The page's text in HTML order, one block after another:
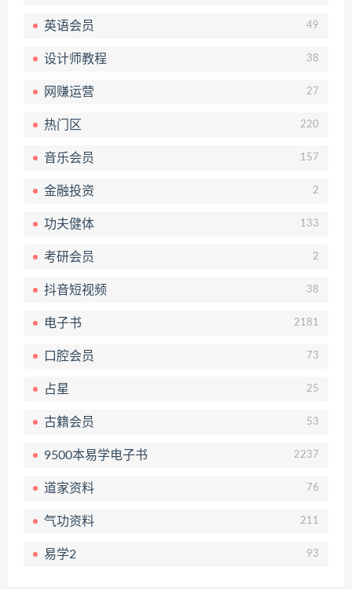
英语会员 49
设计师教程 38
网赚运营 27
热门区 220
音乐会员 157
金融投资 2
功夫健体 133
考研会员 2
抖音短视频 38
电子书 2181
口腔会员 73
占星 25
古籍会员 53
9500本易学电子书 2237
道家资料 76
气功资料 211
易学2 93